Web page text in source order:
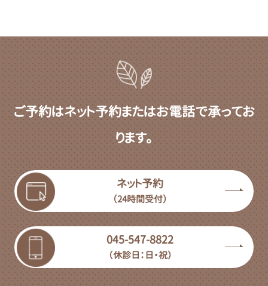
ご予約はネット予約またはお電話で承ってお
ります。
ネット予約
（24時間受付）
045-547-8822
（休診日：日・祝）